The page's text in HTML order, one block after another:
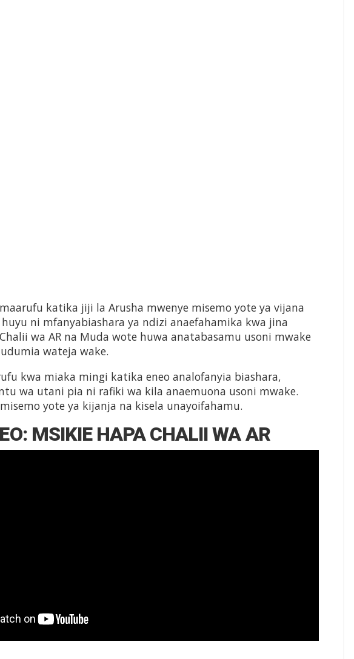
katika jiji la Arusha mwenye misemo yote ya vijana
ni mfanyabiashara ya ndizi anaefahamika kwa jina
wa AR na Muda wote huwa anatabasamu usoni mwake
wateja wake.
kwa miaka mingi katika eneo analofanyia biashara,
wa utani pia ni rafiki wa kila anaemuona usoni mwake.
yote ya kijanja na kisela unayoifahamu.
MSIKIE HAPA CHALII WA AR